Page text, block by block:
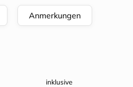
Anmerkungen
inklusive